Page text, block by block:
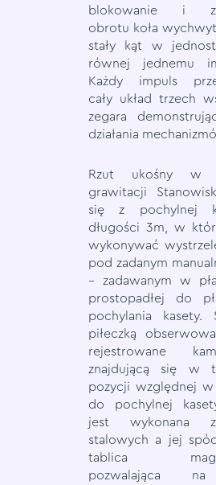
blokowanie i
obrotu koła
stały kąt w
równej jednemu
Każdy impuls
cały układ trzech
zegara
działania
Rzut ukośny w
grawitacji
się z pochylnej
długości 3m, w
wykonywać
pod zadanym
– zadawanym w
prostopadłej do
pochylania kasety.
piłeczką
rejestrowane
znajdującą się w
pozycji względnej w
do pochylnej
jest wykonana
stalowych a jej
tablica
pozwalająca